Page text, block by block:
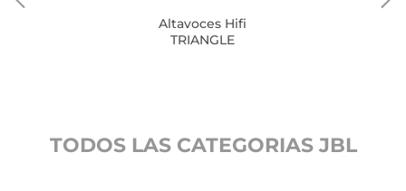
Altavoces Hifi
TRIANGLE
TODOS LAS CATEGORIAS JBL